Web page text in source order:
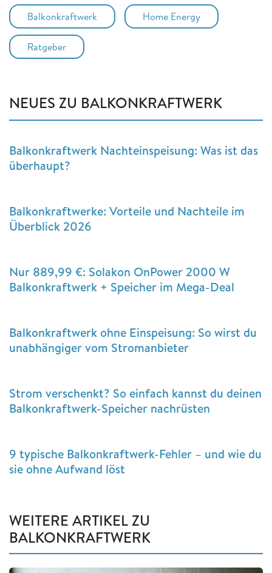
Balkonkraftwerk Home Energy
Ratgeber
NEUES ZU BALKONKRAFTWERK
Balkonkraftwerk Nachteinspeisung: Was ist das
überhaupt?
Balkonkraftwerke: Vorteile und Nachteile im
Überblick 2026
Nur 889,99 €: Solakon OnPower 2000 W
Balkonkraftwerk + Speicher im Mega-Deal
Balkonkraftwerk ohne Einspeisung: So wirst du
unabhängiger vom Stromanbieter
Strom verschenkt? So einfach kannst du deinen
Balkonkraftwerk-Speicher nachrüsten
9 typische Balkonkraftwerk-Fehler – und wie du
sie ohne Aufwand löst
WEITERE ARTIKEL ZU
BALKONKRAFTWERK